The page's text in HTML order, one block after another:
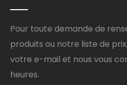
Pour toute demande de
produits ou notre liste de
votre e-mail et nous vous
heures.